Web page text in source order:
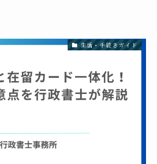
生活・手続きガイド